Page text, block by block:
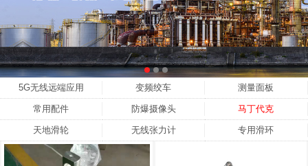
5G无线远端应用 变频绞车 测量面板
常用配件 防爆摄像头 马丁代克
天地滑轮 无线张力计 专用滑环